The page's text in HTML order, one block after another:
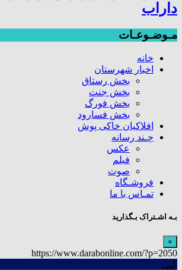
داراب
مـوضـوعـات
خانه
اخبار شهرستان
بخش رستاق
بخش جنت
بخش فورگ
بخش فسارود
افلاکیان خاکی پوش
چـند رسانه
عکس
فیلم
صوت
فروشـگاه
تمـاس با ما
بـه اشـتراک بـگذارید
×
https://www.darabonline.com/?p=2050
کپی